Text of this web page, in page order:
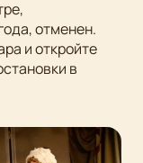
отменен.
и откройте
в